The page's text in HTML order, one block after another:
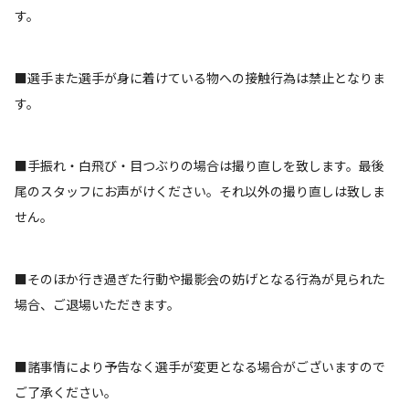
す。
■選手また選手が身に着けている物への接触行為は禁止となりま
す。
■手振れ・白飛び・目つぶりの場合は撮り直しを致します。最後
尾のスタッフにお声がけください。それ以外の撮り直しは致しま
せん。
■そのほか行き過ぎた行動や撮影会の妨げとなる行為が見られた
場合、ご退場いただきます。
■諸事情により予告なく選手が変更となる場合がございますので
ご了承ください。